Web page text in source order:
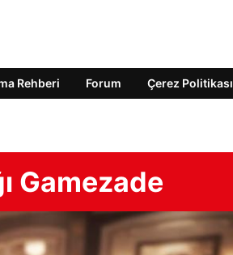
Rehberi Forum Çerez Politikası
Gamezade